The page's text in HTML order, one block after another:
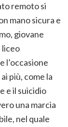
remoto si
mano sicura e
giovane
liceo
l’occasione
più, come la
e il suicidio
una marcia
nel quale